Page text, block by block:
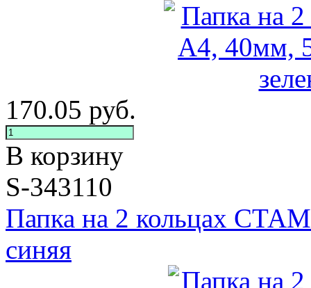
170.05 руб.
В корзину
S-343110
Папка на 2 кольцах
синяя